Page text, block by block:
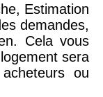
Estimation
demandes,
Cela vous
sera
ou